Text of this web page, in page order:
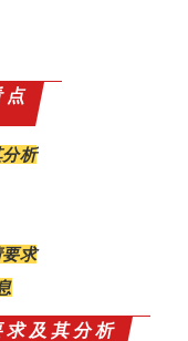
点
析
求
求及其分析